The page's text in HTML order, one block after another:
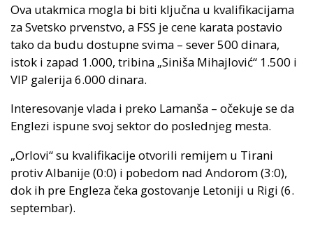
Ova utakmica mogla bi biti ključna u kvalifikacijama
za Svetsko prvenstvo, a FSS je cene karata postavio
tako da budu dostupne svima – sever 500 dinara,
istok i zapad 1.000, tribina „Siniša Mihajlović“ 1.500 i
VIP galerija 6.000 dinara.
Interesovanje vlada i preko Lamanša – očekuje se da
Englezi ispune svoj sektor do poslednjeg mesta.
„Orlovi“ su kvalifikacije otvorili remijem u Tirani
protiv Albanije (0:0) i pobedom nad Andorom (3:0),
dok ih pre Engleza čeka gostovanje Letoniji u Rigi (6.
septembar).